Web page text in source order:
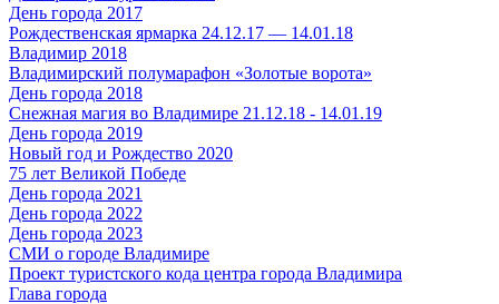
День города 2017
Рождественская ярмарка 24.12.17 — 14.01.18
Владимир 2018
Владимирский полумарафон «Золотые ворота»
День города 2018
Снежная магия во Владимире 21.12.18 - 14.01.19
День города 2019
Новый год и Рождество 2020
75 лет Великой Победе
День города 2021
День города 2022
День города 2023
СМИ о городе Владимире
Проект туристского кода центра города Владимира
Глава города